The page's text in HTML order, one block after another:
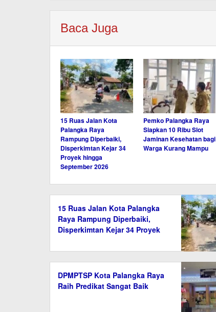
Baca Juga
15 Ruas Jalan Kota
Palangka Raya
Rampung Diperbaiki,
Disperkimtan Kejar 34
Proyek hingga
September 2026
Pemko Palangka Raya
Siapkan 10 Ribu Slot
Jaminan Kesehatan bagi
Warga Kurang Mampu
15 Ruas Jalan Kota Palangka
Raya Rampung Diperbaiki,
Disperkimtan Kejar 34 Proyek
DPMPTSP Kota Palangka Raya
Raih Predikat Sangat Baik